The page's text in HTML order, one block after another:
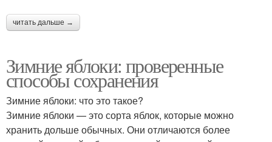
читать дальше →
Зимние яблоки: проверенные
способы сохранения
Зимние яблоки: что это такое?
Зимние яблоки — это сорта яблок, которые можно
хранить дольше обычных. Они отличаются более